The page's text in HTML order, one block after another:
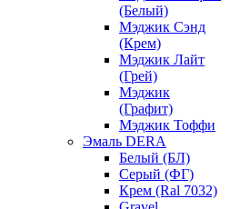
(Белый)
Мэджик Сэнд
(Крем)
Мэджик Лайт
(Грей)
Мэджик
(Графит)
Мэджик Тоффи
Эмаль DERA
Белый (БЛ)
Серый (ФГ)
Крем (Ral 7032)